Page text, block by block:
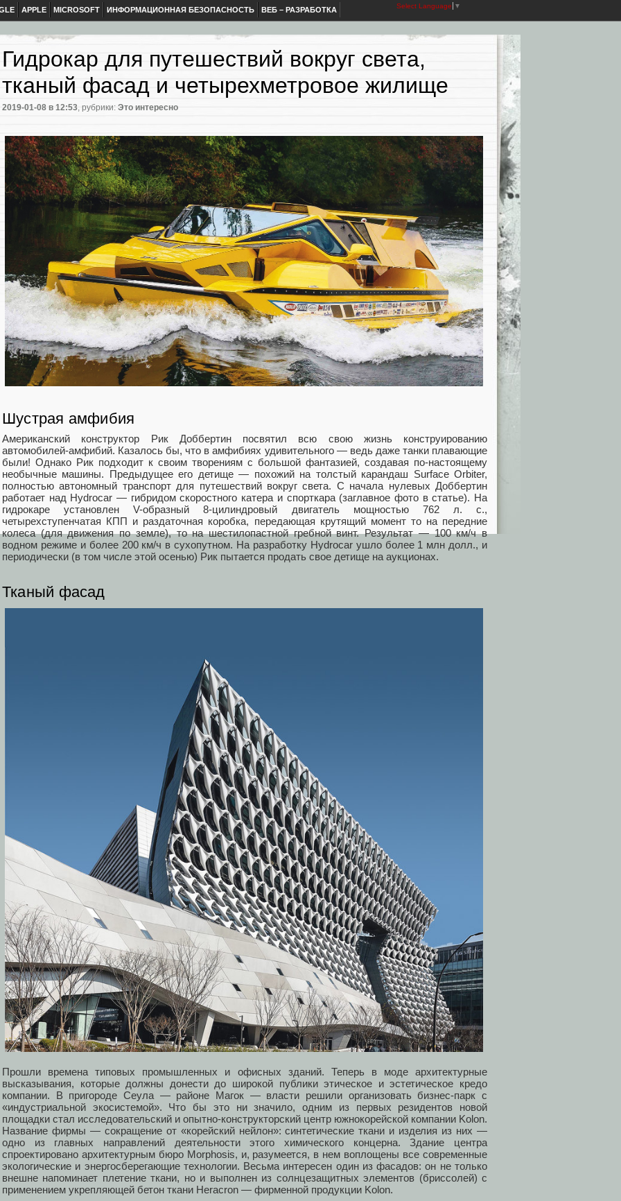
APPLE MICROSOFT ИНФОРМАЦИОННАЯ БЕЗОПАСНОСТЬ ВЕБ – РАЗРАБОТКА Select Language ▼
Гидрокар для путешествий вокруг света,
тканый фасад и четырехметровое жилище
2019-01-08 в 12:53, рубрики: Это интересно
Шустрая амфибия
Американский конструктор Рик Доббертин посвятил всю свою жизнь конструированию
автомобилей-амфибий. Казалось бы, что в амфибиях удивительного — ведь даже танки плавающие
были! Однако Рик подходит к своим творениям с большой фантазией, создавая по‑настоящему
необычные машины. Предыдущее его детище — похожий на толстый карандаш Surface Orbiter,
полностью автономный транспорт для путешествий вокруг света. С начала нулевых Доббертин
работает над Hydrocar — гибридом скоростного катера и спорткара (заглавное фото в статье). На
гидрокаре установлен V-образный 8-цилиндровый двигатель мощностью 762 л. с.,
четырехступенчатая КПП и раздаточная коробка, передающая крутящий момент то на передние
колеса (для движения по земле), то на шестилопастной гребной винт. Результат — 100 км/ч в
водном режиме и более 200 км/ч в сухопутном. На разработку Hydrocar ушло более 1 млн долл., и
периодически (в том числе этой осенью) Рик пытается продать свое детище на аукционах.
Тканый фасад
Прошли времена типовых промышленных и офисных зданий. Теперь в моде архитектурные
высказывания, которые должны донести до широкой публики этическое и эстетическое кредо
компании. В пригороде Сеула — районе Магок — власти решили организовать бизнес-парк с
«индустриальной экосистемой». Что бы это ни значило, одним из первых резидентов новой
площадки стал исследовательский и опытно-конструкторский центр южнокорейской компании Kolon.
Название фирмы — сокращение от «корейский нейлон»: синтетические ткани и изделия из них —
одно из главных направлений деятельности этого химического концерна. Здание центра
спроектировано архитектурным бюро Morphosis, и, разумеется, в нем воплощены все современные
экологические и энергосберегающие технологии. Весьма интересен один из фасадов: он не только
внешне напоминает плетение ткани, но и выполнен из солнцезащитных элементов (бриссолей) с
применением укрепляющей бетон ткани Heracron — фирменной продукции Kolon.